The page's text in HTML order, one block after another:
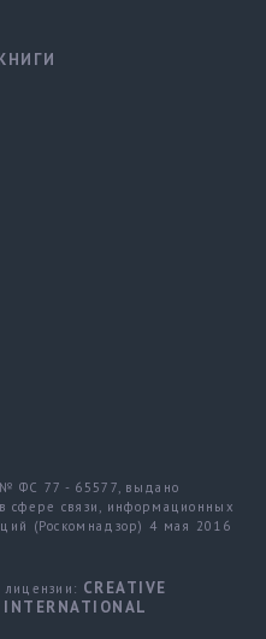
ФС 77 - 65577, выдано
сфере связи, информационных
(Роскомнадзор) 4 мая 2016
CREATIVE